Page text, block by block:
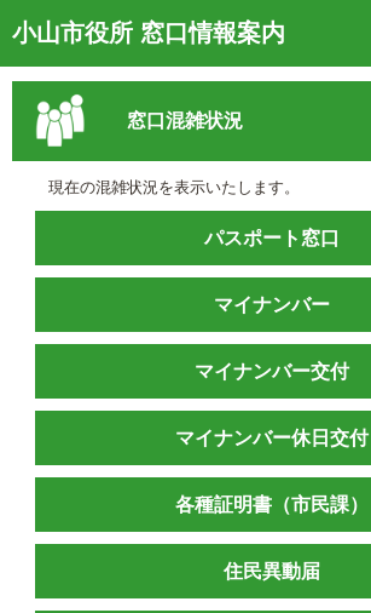
小山市役所 窓口情報案内
トップページ
窓口混雑状況
待ち状況確認
メール通知登録
混雑予想カレンダー
窓口混雑状況
現在の混雑状況を表示いたします。
パスポート窓口
マイナンバー
マイナンバー交付
マイナンバー休日交付
各種証明書（市民課）
住民異動届